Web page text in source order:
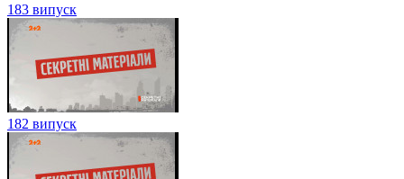
183 випуск
182 випуск